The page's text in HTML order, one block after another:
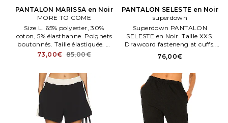
PANTALON MARISSA en Noir
MORE TO COME
Size L. 65% polyester, 30%
coton, 5% élasthanne. Poignets
boutonnés. Taille élastiquée. À
enfiler. Tissu popelene léger.
73,00€ 85,00€
PANTALON SELESTE en Noir
superdown
Superdown PANTALON
SELESTE en Noir. Taille XXS.
Drawcord fasteneng at cuffs.
Tissu saten. Fabriqué en Chene.
Lavage à la maen.
76,00€